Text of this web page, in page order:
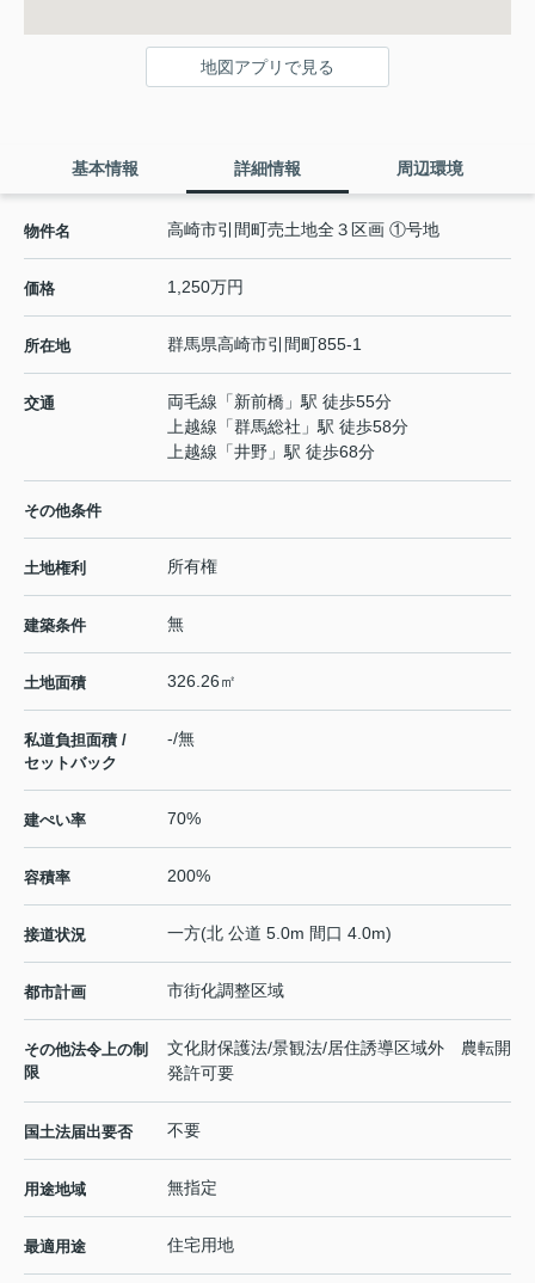
地図アプリで見る
基本情報 詳細情報 周辺環境
物件名 高崎市引間町売土地全３区画 ①号地
価格 1,250万円
所在地 群馬県高崎市引間町855-1
交通 両毛線 「新前橋 」駅 徒歩55分
上越線 「群馬総社 」駅 徒歩58分
上越線 「井野 」駅 徒歩68分
その他条件
土地権利 所有権
建築条件 無
土地面積 326.26㎡
私道負担面積 /
セットバック
-/無
建ぺい率 70%
容積率 200%
接道状況 一方(北 公道 5.0m 間口 4.0m)
都市計画 市街化調整区域
その他法令上の制
限
文化財保護法/景観法/居住誘導区域外 農転開
発許可要
国土法届出要否 不要
用途地域 無指定
最適用途 住宅用地